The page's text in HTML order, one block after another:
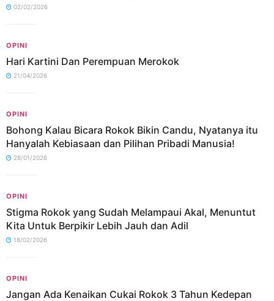
02/02/2026
OPINI
Hari Kartini Dan Perempuan Merokok
21/04/2026
OPINI
Bohong Kalau Bicara Rokok Bikin Candu, Nyatanya itu
Hanyalah Kebiasaan dan Pilihan Pribadi Manusia!
28/01/2026
OPINI
Stigma Rokok yang Sudah Melampaui Akal, Menuntut
Kita Untuk Berpikir Lebih Jauh dan Adil
18/02/2026
OPINI
Jangan Ada Kenaikan Cukai Rokok 3 Tahun Kedepan